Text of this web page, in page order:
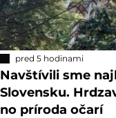
pred 5 hodinami
Navštívili sme
Slovensku.
no príroda očarí